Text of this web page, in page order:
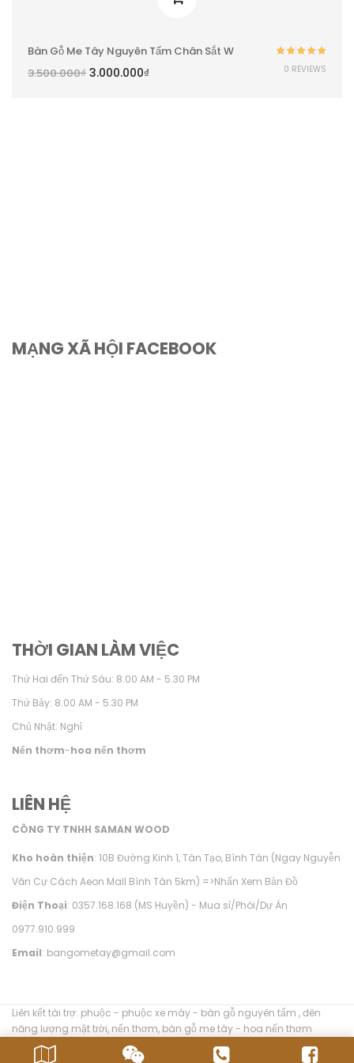
Bàn Gỗ Me Tây Nguyên Tấm Chân Sắt W
3.500.000₫ 3.000.000₫
hạng5.00 5
0 REVIEWS
MẠNG XÃ HỘI FACEBOOK
THỜI GIAN LÀM VIỆC
Thứ Hai đến Thứ Sáu: 8.00 AM - 5.30 PM
Thứ Bảy: 8.00 AM - 5.30 PM
Chủ Nhật: Nghỉ
Nến thơm-hoa nến thơm
LIÊN HỆ
CÔNG TY TNHH SAMAN WOOD
Kho hoàn thiện: 10B Đường Kinh 1, Tân Tạo, Bình Tân (Ngay Nguyễn
Văn Cự Cách Aeon Mall Bình Tân 5km) =>Nhấn Xem Bản Đồ
Điện Thoại: 0357.168.168 (MS Huyền) - Mua sỉ/Phôi/Dự Án
0977.910.999
Email: bangometay@gmail.com
Liên kết tài trợ: phuộc - phuộc xe máy- bàn gỗ nguyên tấm ,đèn
năng lượng mặt trời, nến thơm, bàn gỗ me tây- hoa nến thơm